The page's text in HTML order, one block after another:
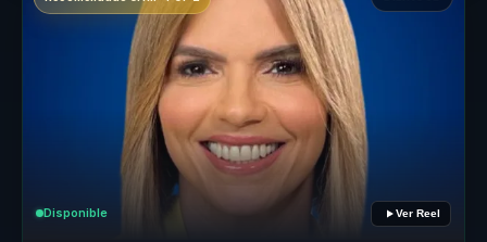
Disponible Ver Reel